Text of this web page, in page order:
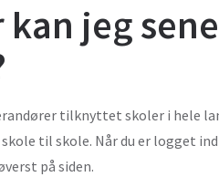
jeg
tilknyttet skoler i hele
til skole. Når du er logget
på siden.